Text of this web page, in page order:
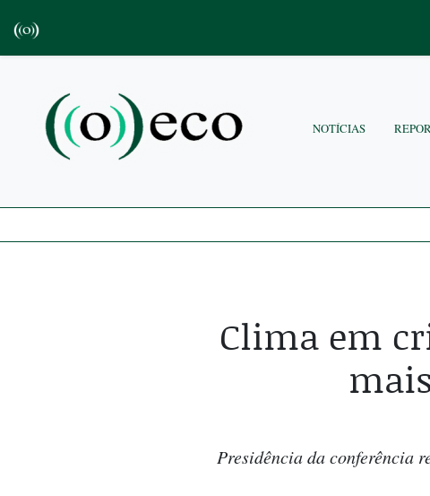
NOTÍCIAS
Clima em
Presidência da conferência